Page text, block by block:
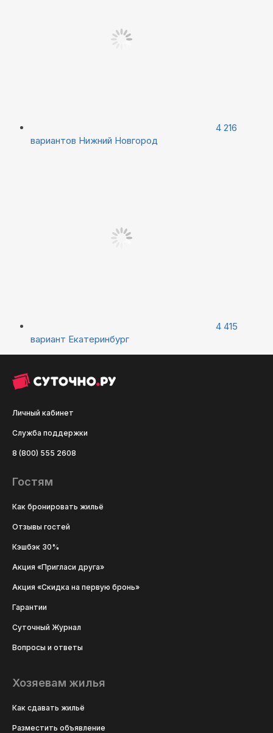
4 216
вариантов Нижний Новгород
4 415
вариант Екатеринбург
Личный кабинет
Служба поддержки
8 (800) 555 2608
Гостям
Как бронировать жильё
Отзывы гостей
Кэшбэк 30%
Акция «Пригласи друга»
Акция «Скидка на первую бронь»
Гарантии
Суточный Журнал
Вопросы и ответы
Хозяевам жилья
Как сдавать жильё
Разместить объявление